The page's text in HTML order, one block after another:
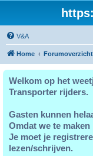
V&A
Home Forumoverzicht
Welkom op het
Transporter rijders.
Gasten kunnen
Omdat we te maken
Je moet je
lezen/schrijven.